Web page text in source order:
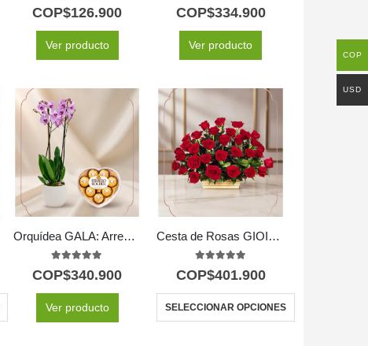
5.00
COP$126.900
Ver producto
5.00
COP$334.900
Ver producto
Orquídea GALA: Arreglo Premium con Chocolates de Corazón ✨
5.00
COP$340.900
Ver producto
Cesta de Rosas GIOIA con 40 Flores para Regalar 🌹
5.00
COP$401.900
SELECCIONAR OPCIONES
COP
USD